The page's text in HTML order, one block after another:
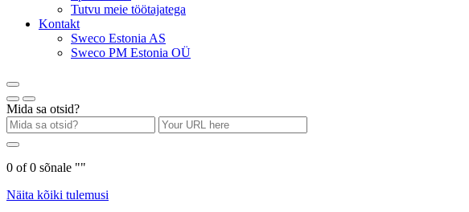
Tutvu meie töötajatega
Kontakt
Sweco Estonia AS
Sweco PM Estonia OÜ
Mida sa otsid?
0 of0 sõnale ""
Näita kõiki tulemusi